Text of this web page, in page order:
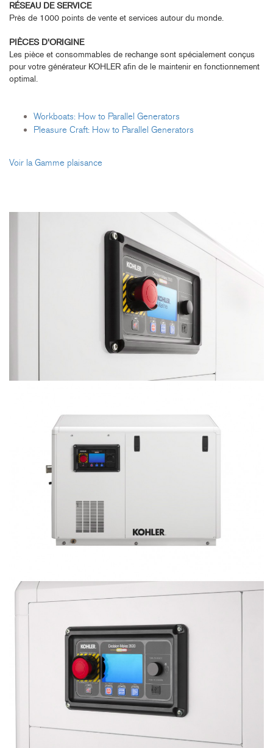
RÉSEAU DE SERVICE
Près de 1000 points de vente et services autour du monde.
PIÈCES D'ORIGINE
Les pièce et consommables de rechange sont spécialement conçus
pour votre générateur KOHLER afin de le maintenir en fonctionnement
optimal.
Workboats: How to Parallel Generators
Pleasure Craft: How to Parallel Generators
Voir la Gamme plaisance